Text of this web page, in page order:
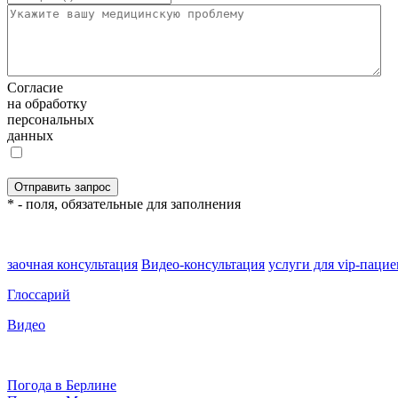
Согласие
на обработку
персональных
данных
* - поля, обязательные для заполнения
заочная консультация Видео-консультация услуги для vip-
Глоссарий
Видео
Погода в Берлине